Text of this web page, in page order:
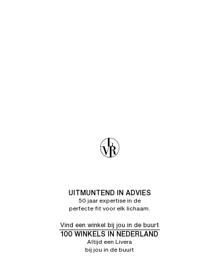
UITMUNTEND IN ADVIES
50 jaar expertise in de
perfecte fit voor elk lichaam.
Vind een winkel bij jou in de buurt
100 WINKELS IN NEDERLAND
Altijd een Livera
bij jou in de buurt